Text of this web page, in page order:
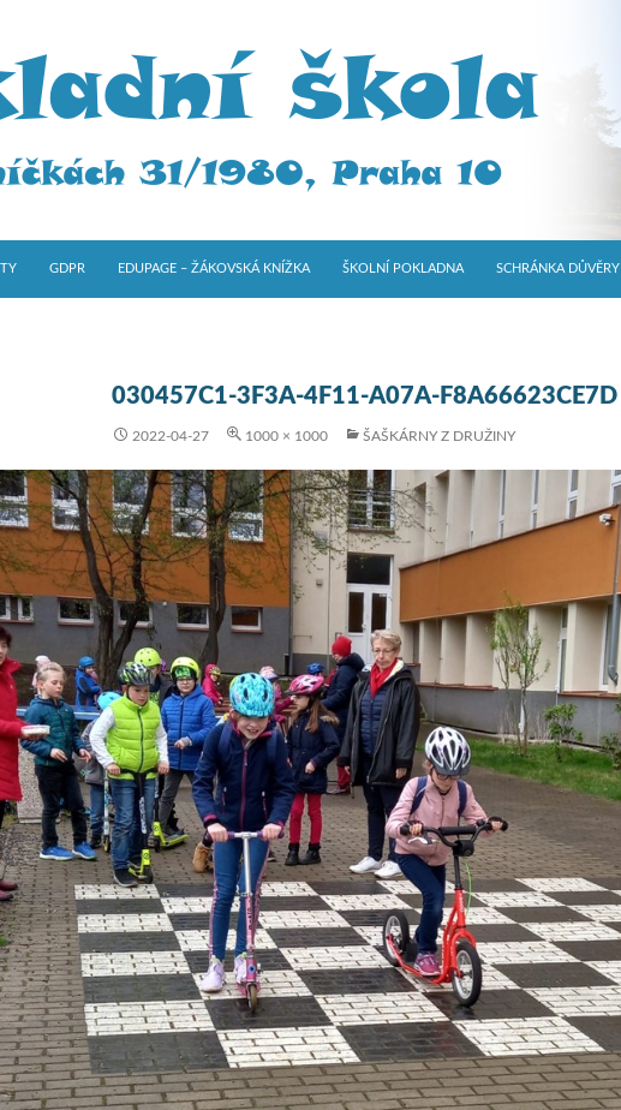
GDPR EDUPAGE – ŽÁKOVSKÁ KNÍŽKA ŠKOLNÍ POKLADNA SCHRÁNKA DŮVĚRY
030457C1-3F3A-4F11-A07A-F8A66623CE7D
2022-04-27 1000 × 1000 ŠAŠKÁRNY Z DRUŽINY